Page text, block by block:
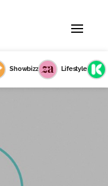
Showbizz Lifestyle